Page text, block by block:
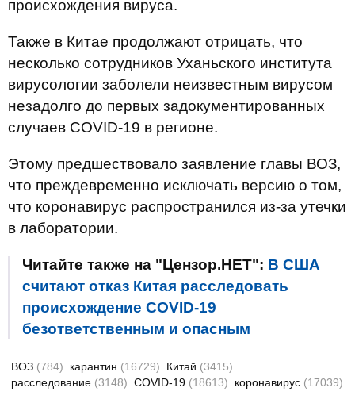
происхождения вируса.
Также в Китае продолжают отрицать, что
несколько сотрудников Уханьского института
вирусологии заболели неизвестным вирусом
незадолго до первых задокументированных
случаев COVID-19 в регионе.
Этому предшествовало заявление главы ВОЗ,
что преждевременно исключать версию о том,
что коронавирус распространился из-за утечки
в лаборатории.
Читайте также на "Цензор.НЕТ": В США
считают отказ Китая расследовать
происхождение COVID-19
безответственным и опасным
ВОЗ (784) карантин (16729) Китай (3415)
расследование (3148) COVID-19 (18613) коронавирус (17039)